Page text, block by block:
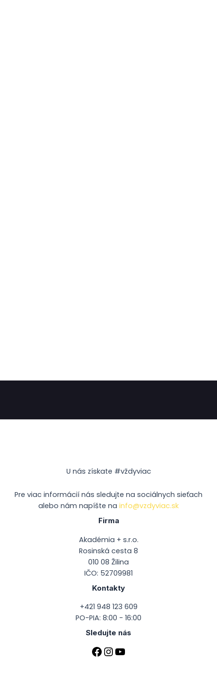
U nás získate #vždyviac
Pre viac informácií nás sledujte na sociálnych sieťach
alebo nám napíšte na info@vzdyviac.sk
Firma
Akadémia + s.r.o.
Rosinská cesta 8
010 08 Žilina
IČO: 52709981
Kontakty
+421 948 123 609
PO-PIA: 8:00 - 16:00
Sledujte nás